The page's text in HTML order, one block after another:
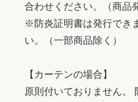
合わせください。（商品
※防炎証明書は発行でき
い。（一部商品除く）
【カーテンの場合】
原則付いておりません。